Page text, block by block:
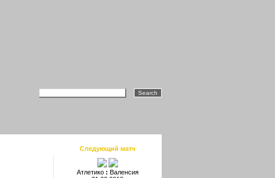
Следующий матч
Атлетико: Валенсия